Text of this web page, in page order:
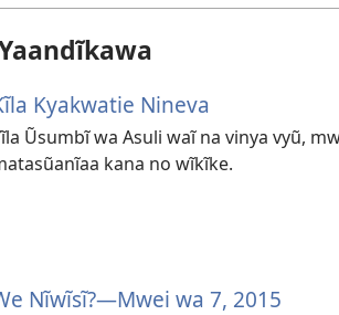
Kyakwatie Nineva
Ũsumbĩ wa Asuli waĩ na vinya vyũ,
kana no wĩkĩke.
Nĩwĩsĩ?—Mwei wa 7, 2015